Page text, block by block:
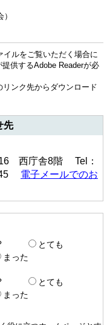
イルをご覧いただく場合に
提供するAdobe Readerが必
ンク先からダウンロード
先
16 西庁舎8階 Tel：
電子メールでのお
とても
まった
とても
まった